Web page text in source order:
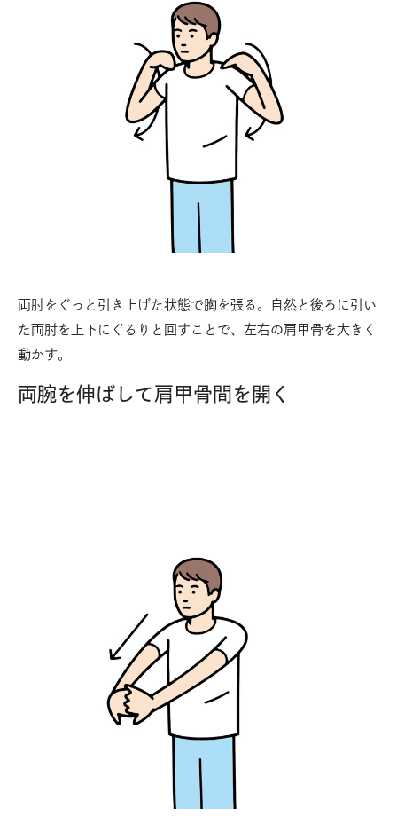
両肘をぐっと引き上げた状態で胸を張る。自然と後ろに引い
た両肘を上下にぐるりと回すことで、左右の肩甲骨を大きく
動かす。
両腕を伸ばして肩甲骨間を開く